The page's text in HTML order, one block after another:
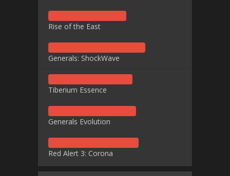
Rise of the East
Generals: ShockWave
Tiberium Essence
Generals Evolution
Red Alert 3: Corona